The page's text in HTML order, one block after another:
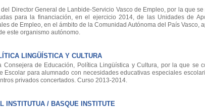
Director General de Lanbide-Servicio Vasco de Empleo, por la que se
para la financiación, en el ejercicio 2014, de las Unidades de
de Empleo, en el ámbito de la Comunidad Autónoma del País Vasco,
este organismo autónomo.
LINGÜÍSTICA Y CULTURA
de Educación, Política Lingüística y Cultura, por la que se
Escolar para alumnado con necesidades educativas especiales
privados concertados. Curso 2013-2014.
INSTITUTUA / BASQUE INSTITUTE